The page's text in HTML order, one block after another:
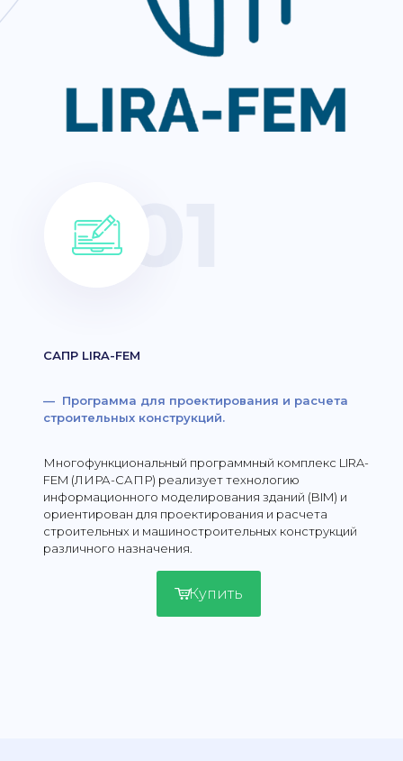
САПР LIRA-FEM
— Программа для проектирования и расчета
строительных конструкций.
Многофункциональный программный комплекс LIRA-
FEM (ЛИРА-САПР) реализует технологию
информационного моделирования зданий (BIM) и
ориентирован для проектирования и расчета
строительных и машиностроительных конструкций
различного назначения.
Купить